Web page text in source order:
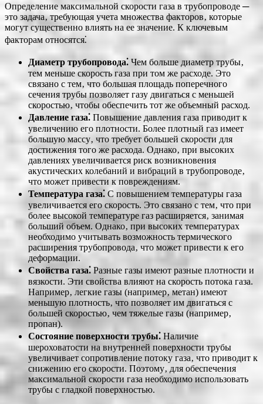
Определение максимальной скорости газа в трубопроводе ─
это задача‚ требующая учета множества факторов‚ которые
могут существенно влиять на ее значение. К ключевым
факторам относятся⁚
Диаметр трубопровода⁚ Чем больше диаметр трубы‚
тем меньше скорость газа при том же расходе. Это
связано с тем‚ что большая площадь поперечного
сечения трубы позволяет газу двигаться с меньшей
скоростью‚ чтобы обеспечить тот же объемный расход.
Давление газа⁚ Повышение давления газа приводит к
увеличению его плотности. Более плотный газ имеет
большую массу‚ что требует большей скорости для
достижения того же расхода. Однако‚ при высоких
давлениях увеличивается риск возникновения
акустических колебаний и вибраций в трубопроводе‚
что может привести к повреждениям.
Температура газа⁚ С повышением температуры газа
увеличивается его скорость. Это связано с тем‚ что при
более высокой температуре газ расширяется‚ занимая
больший объем. Однако‚ при высоких температурах
необходимо учитывать возможность термического
расширения трубопровода‚ что может привести к его
деформации.
Свойства газа⁚ Разные газы имеют разные плотности и
вязкости. Эти свойства влияют на скорость потока газа.
Например‚ легкие газы (например‚ метан) имеют
меньшую плотность‚ что позволяет им двигаться с
большей скоростью‚ чем тяжелые газы (например‚
пропан).
Состояние поверхности трубы⁚ Наличие
шероховатости на внутренней поверхности трубы
увеличивает сопротивление потоку газа‚ что приводит к
снижению его скорости. Поэтому‚ для обеспечения
максимальной скорости газа необходимо использовать
трубы с гладкой поверхностью.